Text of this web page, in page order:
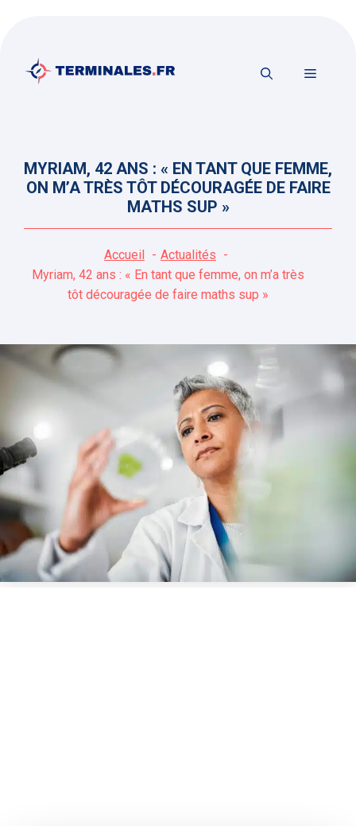
contenu
MENU
MYRIAM, 42 ANS : « EN TANT QUE FEMME,
ON M’A TRÈS TÔT DÉCOURAGÉE DE FAIRE
MATHS SUP »
Accueil
Actualités
Myriam, 42 ans : « En tant que femme, on m’a très
tôt découragée de faire maths sup »